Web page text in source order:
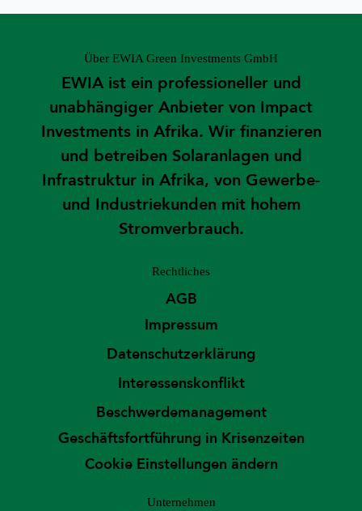
Über EWIA Green Investments GmbH
EWIA ist ein professioneller und
unabhängiger Anbieter von Impact
Investments in Afrika. Wir finanzieren
und betreiben Solaranlagen und
Infrastruktur in Afrika, von Gewerbe-
und Industriekunden mit hohem
Stromverbrauch.
Rechtliches
AGB
Impressum
Datenschutzerklärung
Interessenskonflikt
Beschwerdemanagement
Geschäftsfortführung in Krisenzeiten
Cookie Einstellungen ändern
Unternehmen